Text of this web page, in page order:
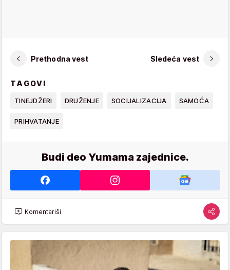
Prethodna vest Sledeća vest
TAGOVI
TINEJDŽERI DRUŽENJE SOCIJALIZACIJA SAMOĆA
PRIHVATANJE
Budi deo Yumama zajednice.
Komentariši